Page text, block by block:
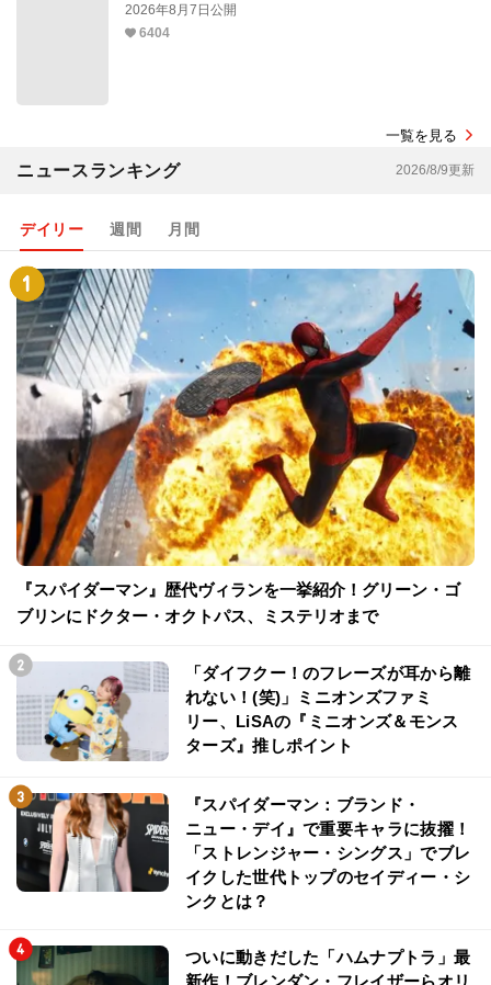
2026年8月7日公開
6404
一覧を見る
ニュースランキング 2026/8/9更新
デイリー 週間 月間
『スパイダーマン』歴代ヴィランを一挙紹介！グリーン・ゴ
ブリンにドクター・オクトパス、ミステリオまで
「ダイフクー！のフレーズが耳から離
れない！(笑)」ミニオンズファミ
リー、LiSAの『ミニオンズ＆モンス
ターズ』推しポイント
『スパイダーマン：ブランド・
ニュー・デイ』で重要キャラに抜擢！
「ストレンジャー・シングス」でブレ
イクした世代トップのセイディー・シ
ンクとは？
ついに動きだした「ハムナプトラ」最
新作！ブレンダン・フレイザーらオリ